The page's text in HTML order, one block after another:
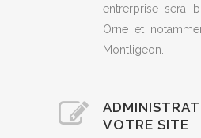
entrerprise sera
Orne et
Montligeon.
VOTRE SITE